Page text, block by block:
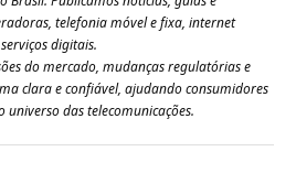
telefonia móvel e fixa, internet
digitais.
do mercado, mudanças regulatórias e
clara e confiável, ajudando consumidores
das telecomunicações.